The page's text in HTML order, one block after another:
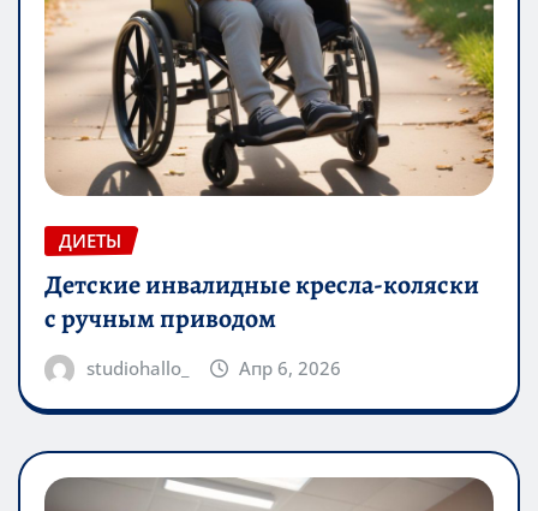
ДИЕТЫ
Детские инвалидные кресла-коляски
с ручным приводом
studiohallo_ Апр 6, 2026